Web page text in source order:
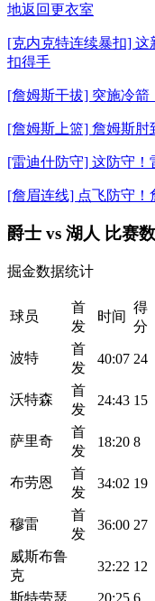
地返回更衣室
[克内克特连续暴扣]
扣得手
[詹姆斯干拔] 突施冷箭
[詹姆斯上篮] 詹姆斯肘
[雷迪什防守] 这防守
[詹眉连线] 点飞防守！
爵士 vs 湖人 比赛
掘金数据统计
球员
首
发
时间
得
分
波特
首
发
40:07 24
沃特森
首
发
24:43 15
萨里奇
首
发
18:20 8
布劳恩
首
发
34:02 19
穆雷
首
发
36:00 27
威斯布鲁
克
32:22 12
斯特劳瑟 20:25 6